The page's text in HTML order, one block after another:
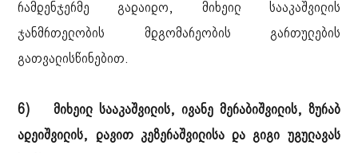
რამდენჯერმე გადაიდო, მიხეილ სააკაშვილის
ჯანმრთელობის მდგომარეობის გართულების
გათვალისწინებით.
6) მიხეილ სააკაშვილის, ივანე მერაბიშვილის, ზურაბ
ადეიშვილის, დავით კეზერაშვილისა და გიგი უგულავას